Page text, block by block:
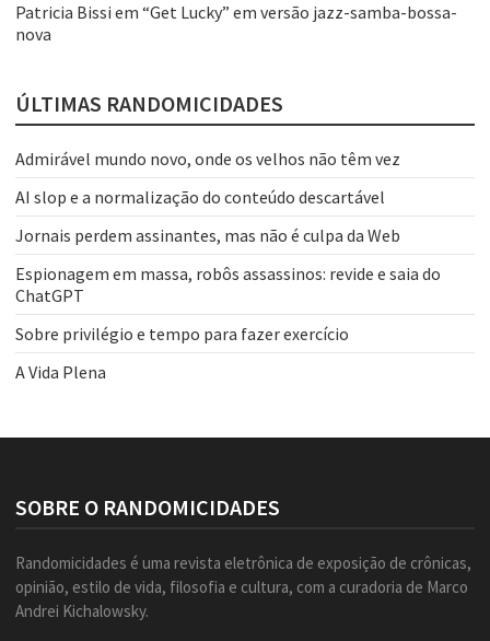
Patricia Bissi em “Get Lucky” em versão jazz-samba-bossa-
nova
ÚLTIMAS RANDOMICIDADES
Admirável mundo novo, onde os velhos não têm vez
AI slop e a normalização do conteúdo descartável
Jornais perdem assinantes, mas não é culpa da Web
Espionagem em massa, robôs assassinos: revide e saia do
ChatGPT
Sobre privilégio e tempo para fazer exercício
A Vida Plena
SOBRE O RANDOMICIDADES
Randomicidades é uma revista eletrônica de exposição de crônicas,
opinião, estilo de vida, filosofia e cultura, com a curadoria de Marco
Andrei Kichalowsky.